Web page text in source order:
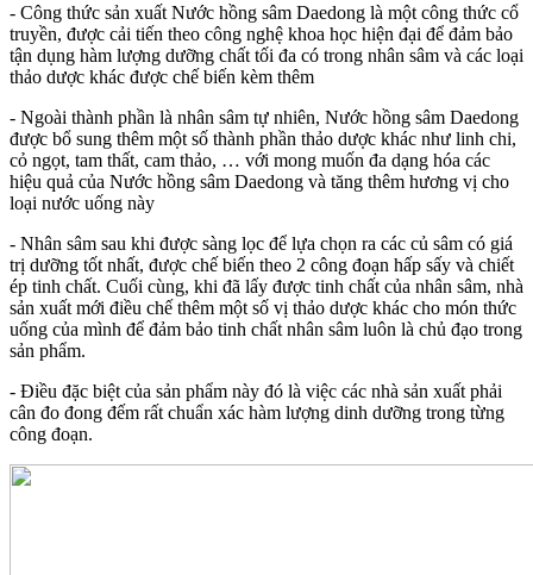
- Công thức sản xuất Nước hồng sâm Daedong là một công thức cổ
truyền, được cải tiến theo công nghệ khoa học hiện đại để đảm bảo
tận dụng hàm lượng dưỡng chất tối đa có trong nhân sâm và các loại
thảo dược khác được chế biến kèm thêm
- Ngoài thành phần là nhân sâm tự nhiên, Nước hồng sâm Daedong
được bổ sung thêm một số thành phần thảo dược khác như linh chi,
cỏ ngọt, tam thất, cam thảo, … với mong muốn đa dạng hóa các
hiệu quả của Nước hồng sâm Daedong và tăng thêm hương vị cho
loại nước uống này
- Nhân sâm sau khi được sàng lọc để lựa chọn ra các củ sâm có giá
trị dưỡng tốt nhất, được chế biến theo 2 công đoạn hấp sấy và chiết
ép tinh chất. Cuối cùng, khi đã lấy được tinh chất của nhân sâm, nhà
sản xuất mới điều chế thêm một số vị thảo dược khác cho món thức
uống của mình để đảm bảo tinh chất nhân sâm luôn là chủ đạo trong
sản phẩm.
- Điều đặc biệt của sản phẩm này đó là việc các nhà sản xuất phải
cân đo đong đếm rất chuẩn xác hàm lượng dinh dưỡng trong từng
công đoạn.